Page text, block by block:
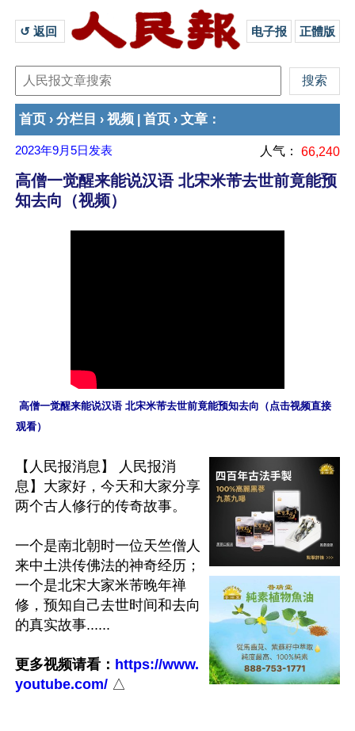
↺ 返回 电子报 正體版
首页 › 分栏目 › 视频 首页 › 文章 ：
2023年9月5日 发表 人气： 66,240
高僧一觉醒来能说汉语 北宋米芾去世前竟能预
知去向（视频）
观看）
【人民报消息】 人民报消
息】大家好，今天和大家分享
两个古人修行的传奇故事。
一个是南北朝时一位天竺僧人
来中土洪传佛法的神奇经历；
一个是北宋大家米芾晚年禅
修，预知自己去世时间和去向
的真实故事......
更多视频请看： https://www.
youtube.com/